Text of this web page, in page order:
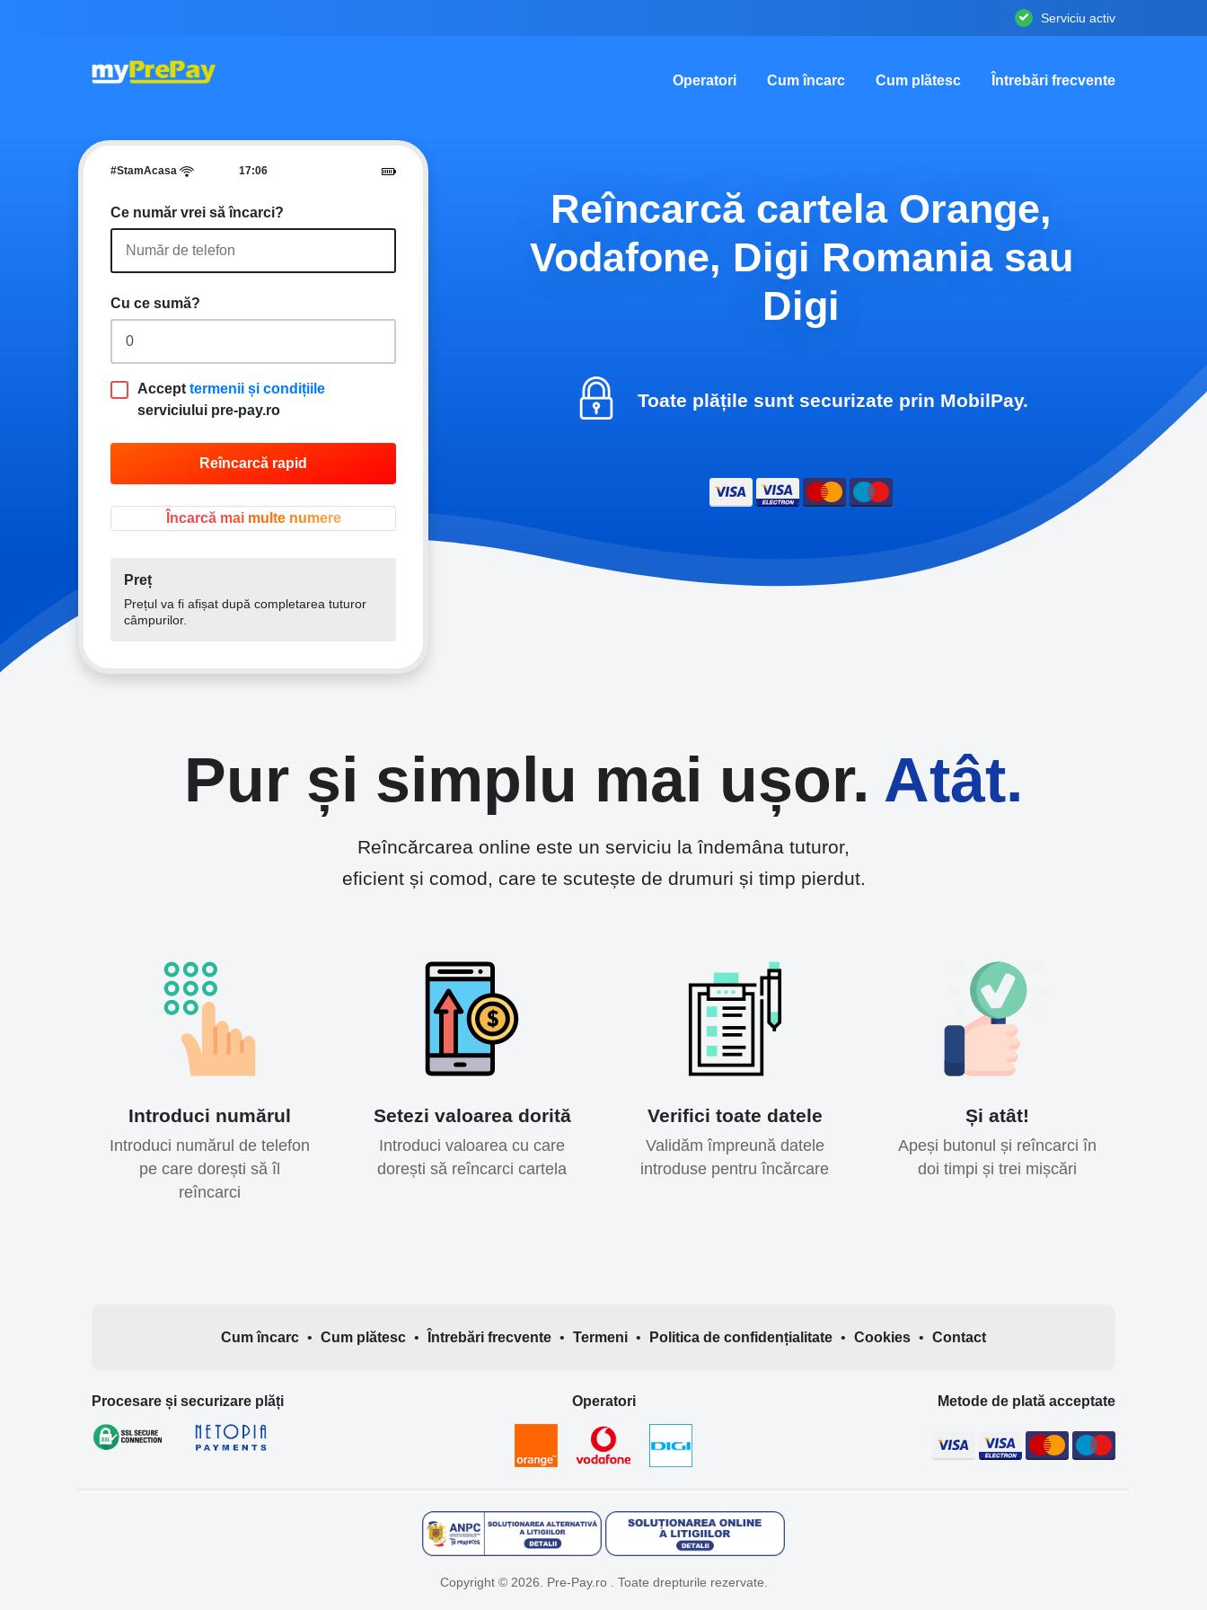
Serviciu activ
Operatori Cum încarc Cum plătesc Întrebări frecvente
#StamAcasa 17:06
Ce număr vrei să încarci?
Cu ce sumă?
Accept termenii și condițiile
serviciului pre-pay.ro
Încarcă mai multe numere
Preț
Prețul va fi afișat după completarea tuturor
câmpurilor.
Reîncarcă cartela Orange,
Vodafone, Digi Romania sau
Digi
Toate plățile sunt securizate prin MobilPay.
Pur și simplu mai ușor. Atât.
Reîncărcarea online este un serviciu la îndemâna tuturor,
eficient și comod, care te scutește de drumuri și timp pierdut.
Introduci numărul
Introduci numărul de telefon
pe care dorești să îl
reîncarci
Setezi valoarea dorită
Introduci valoarea cu care
dorești să reîncarci cartela
Verifici toate datele
Validăm împreună datele
introduse pentru încărcare
Și atât!
Apeși butonul și reîncarci în
doi timpi și trei mișcări
Cum încarc • Cum plătesc • Întrebări frecvente • Termeni • Politica de confidențialitate • Cookies • Contact
Procesare și securizare plăți Operatori Metode de plată acceptate
Copyright © 2026. Pre-Pay.ro . Toate drepturile rezervate.